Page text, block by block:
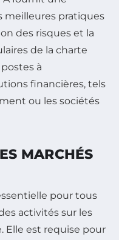
meilleures pratiques
des risques et la
de la charte
à
financières, tels
ou les sociétés
MARCHÉS
pour tous
activités sur les
Elle est requise pour